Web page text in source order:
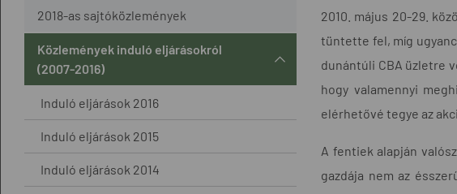
2018-as sajtóközlemények
Közlemények induló eljárásokról
(2007-2016)
Induló eljárások 2016
Induló eljárások 2015
Induló eljárások 2014
2010. május 20-29.
tüntette fel, míg
dunántúli CBA üzletre
hogy valamennyi
elérhetővé tegye az
A fentiek alapján
gazdája nem az